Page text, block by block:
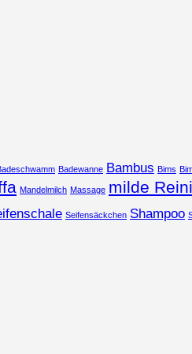
Badewanne Bambus Bims
Mandelmilch Massage milde
Seifensäckchen Shampoo